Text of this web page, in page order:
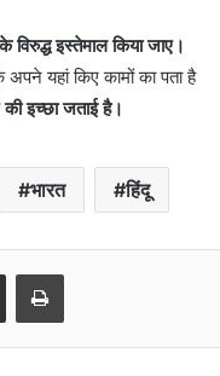
विरुद्ध इस्तेमाल किया जाए।
यहां किए कामों का पता है
इच्छा जताई है।
भारत हिंदू
Share via Email Print